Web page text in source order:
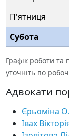
П'ятниця
Субота
Графік роботи
уточніть по
Адвокати
Єрьоміна
Івах